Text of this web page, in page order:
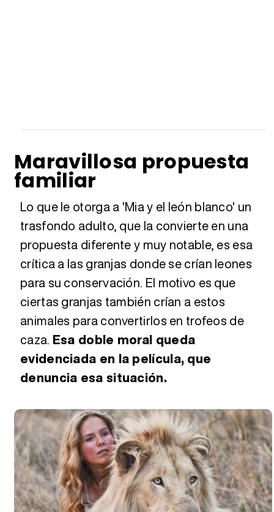
Maravillosa propuesta
familiar
Lo que le otorga a 'Mia y el león blanco' un
trasfondo adulto, que la convierte en una
propuesta diferente y muy notable, es esa
crítica a las granjas donde se crían leones
para su conservación. El motivo es que
ciertas granjas también crían a estos
animales para convertirlos en trofeos de
caza. Esa doble moral queda
evidenciada en la película, que
denuncia esa situación.